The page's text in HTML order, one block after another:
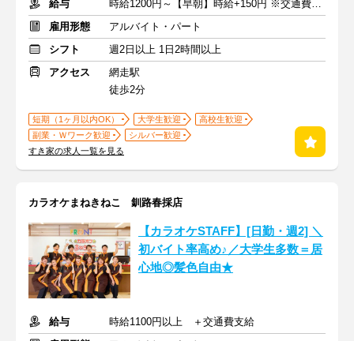
給与
時給1200円～【早朝】時給+150円 ※交通費支給
雇用形態
アルバイト・パート
シフト
週2日以上 1日2時間以上
アクセス
網走駅
徒歩2分
短期（1ヶ月以内OK） 大学生歓迎
高校生歓迎
副業・Ｗワーク歓迎
シルバー歓迎
すき家の求人一覧を見る
カラオケまねきねこ 釧路春採店
【カラオケSTAFF】[日勤・週2] ＼
初バイト率高め♪／大学生多数＝居
心地◎髪色自由★
給与
時給1100円以上 ＋交通費支給